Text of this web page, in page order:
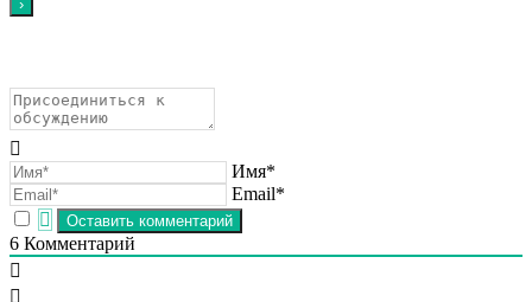
Имя*
Email*
6 Комментарий